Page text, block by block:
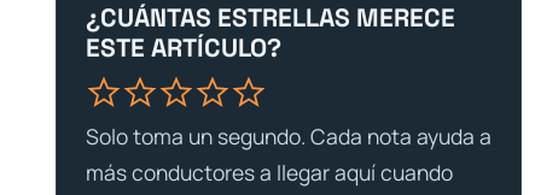
¿CUÁNTAS ESTRELLAS MERECE
ESTE ARTÍCULO?
Solo toma un segundo. Cada nota ayuda a
más conductores a llegar aquí cuando